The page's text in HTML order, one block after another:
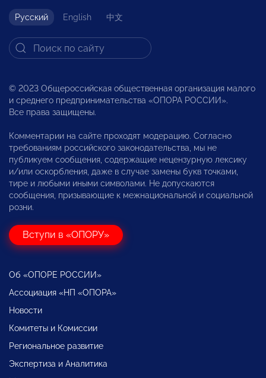
Русский English 中文
© 2023 Общероссийская общественная организация малого
и среднего предпринимательства «ОПОРА РОССИИ».
Все права защищены.
Комментарии на сайте проходят модерацию. Согласно
требованиям российского законодательства, мы не
публикуем сообщения, содержащие нецензурную лексику
и/или оскорбления, даже в случае замены букв точками,
тире и любыми иными символами. Не допускаются
сообщения, призывающие к межнациональной и социальной
розни.
Вступи в «ОПОРУ»
Об «ОПОРЕ РОССИИ»
Ассоциация «НП «ОПОРА»
Новости
Комитеты и Комиссии
Региональное развитие
Экспертиза и Аналитика